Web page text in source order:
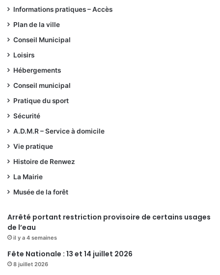
Informations pratiques – Accès
Plan de la ville
Conseil Municipal
Loisirs
Hébergements
Conseil municipal
Pratique du sport
Sécurité
A.D.M.R – Service à domicile
Vie pratique
Histoire de Renwez
La Mairie
Musée de la forêt
Arrêté portant restriction provisoire de certains usages
de l’eau
il y a 4 semaines
Fête Nationale : 13 et 14 juillet 2026
8 juillet 2026